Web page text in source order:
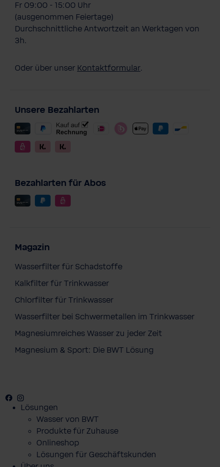
Fr 09:00 - 15:00 Uhr
(ausgenommen Feiertage)
Durchschnittliche Antwortzeit an Werktagen von
3h.
Oder über unser Kontaktformular.
Unsere Bezahlarten
Bezahlarten für Abos
Magazin
Wasserfilter für Schadstoffe
Kalkfilter für Trinkwasser
Chlorfilter für Trinkwasser
Wasserfilter bei Schwermetallen im Trinkwasser
Magnesiumreiches Wasser zu jeder Zeit
Magnesium & Sport: Die BWT Lösung
Facebook
Youtube
Lösungen
Wasser von BWT
Produkte für Zuhause
Onlineshop
Lösungen für Geschäftskunden